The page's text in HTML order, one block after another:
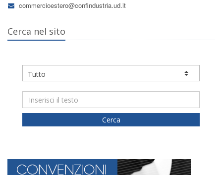
commercioestero@confindustria.ud.it
Cerca nel sito
Cerca